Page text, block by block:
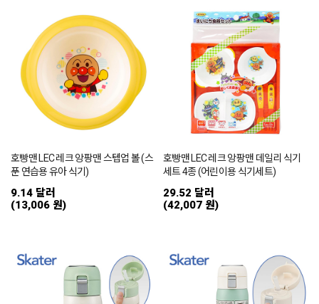
호빵맨 LEC 레크 앙팡맨 스텝업 볼 (스
푼 연습용 유아 식기)
9.14 달러
(13,006 원)
호빵맨 LEC 레크 앙팡맨 데일리 식기
세트 4종 (어린이용 식기세트)
29.52 달러
(42,007 원)